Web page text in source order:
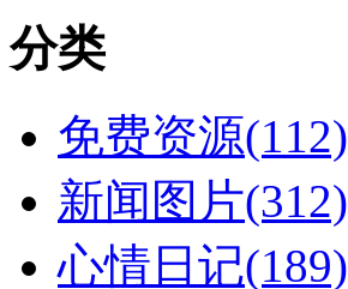
分类
免费资源(112)
新闻图片(312)
心情日记(189)